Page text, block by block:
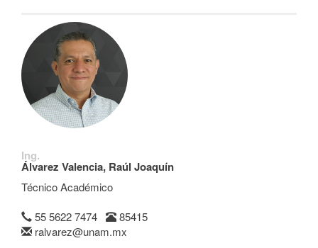
Ing.
Álvarez Valencia, Raúl Joaquín
Técnico Académico
55 5622 7474
85415
ralvarez@unam.mx